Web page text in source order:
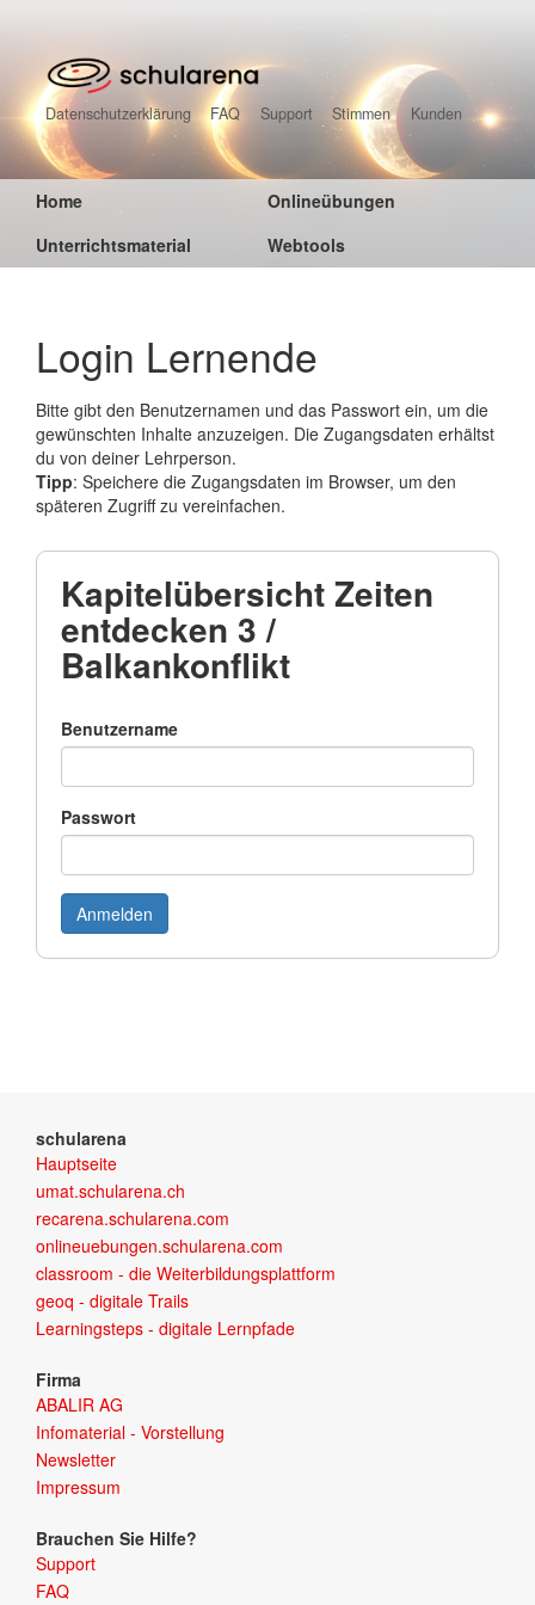
Datenschutzerklärung FAQ Support Stimmen Kunden
Home
Onlineübungen
Unterrichtsmaterial
Webtools
Login Lernende
Bitte gibt den Benutzernamen und das Passwort ein, um die
gewünschten Inhalte anzuzeigen. Die Zugangsdaten erhältst
du von deiner Lehrperson.
Tipp: Speichere die Zugangsdaten im Browser, um den
späteren Zugriff zu vereinfachen.
Kapitelübersicht Zeiten
entdecken 3 /
Balkankonflikt
Benutzername
Passwort
Anmelden
schularena
Hauptseite
umat.schularena.ch
recarena.schularena.com
onlineuebungen.schularena.com
classroom - die Weiterbildungsplattform
geoq - digitale Trails
Learningsteps - digitale Lernpfade
Firma
ABALIR AG
Infomaterial - Vorstellung
Newsletter
Impressum
Brauchen Sie Hilfe?
Support
FAQ